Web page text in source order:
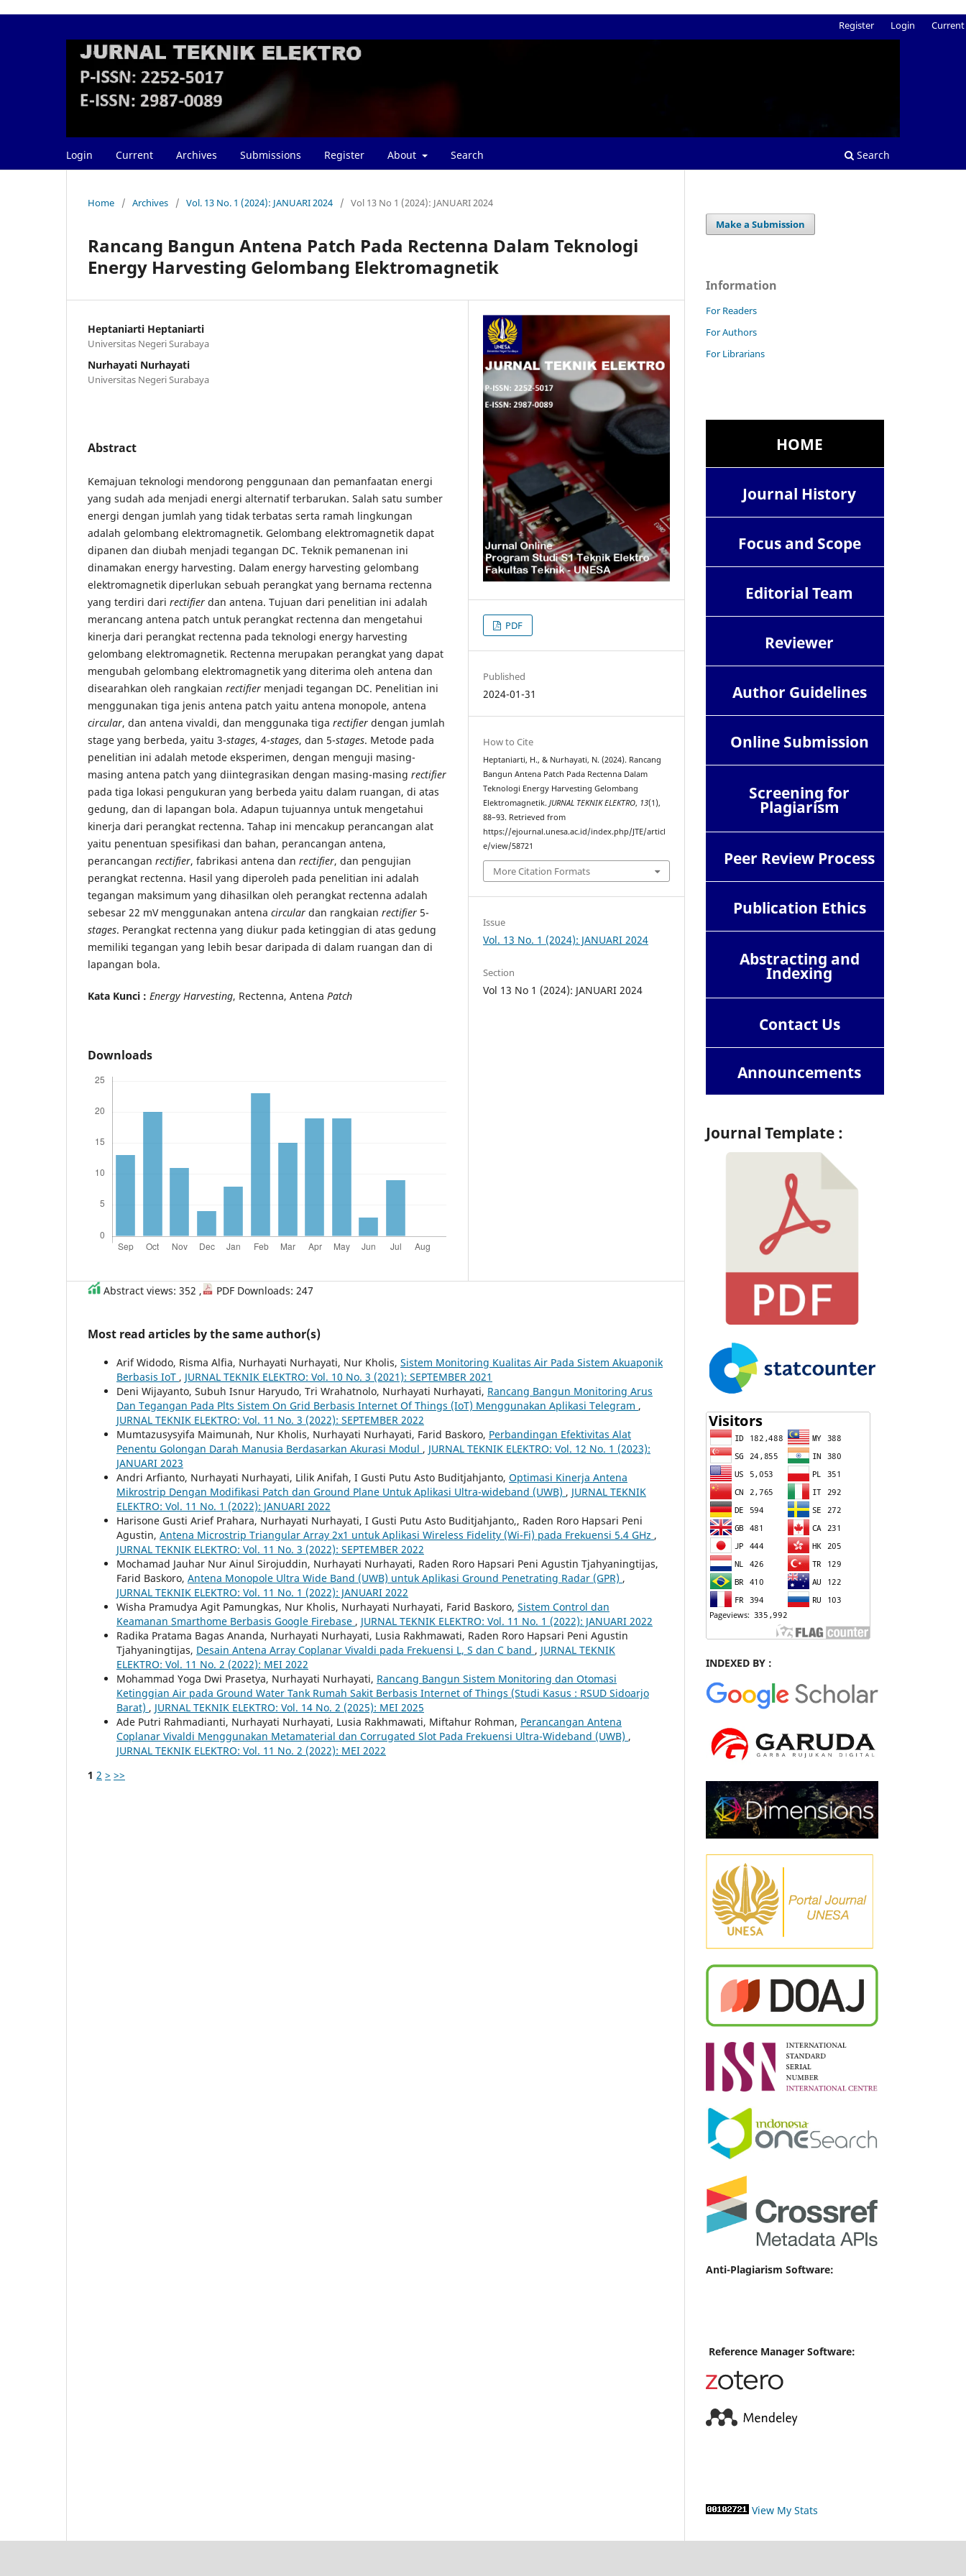
Login Current Archives Submissions Register About Search Search
Register Login Current
Home / Archives / Vol. 13 No. 1 (2024): JANUARI 2024 / Vol 13 No 1 (2024): JANUARI 2024
Rancang Bangun Antena Patch Pada Rectenna Dalam Teknologi
Energy Harvesting Gelombang Elektromagnetik
Heptaniarti Heptaniarti
Universitas Negeri Surabaya
Nurhayati Nurhayati
Universitas Negeri Surabaya
Abstract
Kemajuan teknologi mendorong penggunaan dan pemanfaatan energi
yang sudah ada menjadi energi alternatif terbarukan. Salah satu sumber
energi dengan jumlah yang tidak terbatas serta ramah lingkungan
adalah gelombang elektromagnetik. Gelombang elektromagnetik dapat
dipanen dan diubah menjadi tegangan DC. Teknik pemanenan ini
dinamakan energy harvesting. Dalam energy harvesting gelombang
elektromagnetik diperlukan sebuah perangkat yang bernama rectenna
yang terdiri dari rectifier dan antena. Tujuan dari penelitian ini adalah
merancang antena patch untuk perangkat rectenna dan mengetahui
kinerja dari perangkat rectenna pada teknologi energy harvesting
gelombang elektromagnetik. Rectenna merupakan perangkat yang dapat
mengubah gelombang elektromagnetik yang diterima oleh antena dan
disearahkan oleh rangkaian rectifier menjadi tegangan DC. Penelitian ini
menggunakan tiga jenis antena patch yaitu antena monopole, antena
circular, dan antena vivaldi, dan menggunaka tiga rectifier dengan jumlah
stage yang berbeda, yaitu 3-stages, 4-stages, dan 5-stages. Metode pada
penelitian ini adalah metode eksperimen, dengan menguji masing-
masing antena patch yang diintegrasikan dengan masing-masing rectifier
pada tiga lokasi pengukuran yang berbeda yaitu dalam ruangan, di atas
gedung, dan di lapangan bola. Adapun tujuannya untuk mengetahui
kinerja dari perangkat rectenna. Tahap ini mencakup perancangan alat
yaitu penentuan spesifikasi dan bahan, perancangan antena,
perancangan rectifier, fabrikasi antena dan rectifier, dan pengujian
perangkat rectenna. Hasil yang diperoleh pada penelitian ini adalah
tegangan maksimum yang dihasilkan oleh perangkat rectenna adalah
sebesar 22 mV menggunakan antena circular dan rangkaian rectifier 5-
stages. Perangkat rectenna yang diukur pada ketinggian di atas gedung
memiliki tegangan yang lebih besar daripada di dalam ruangan dan di
lapangan bola.
Kata Kunci : Energy Harvesting, Rectenna, Antena Patch
Downloads
PDF
Published
2024-01-31
How to Cite
Heptaniarti, H., & Nurhayati, N. (2024). Rancang
Bangun Antena Patch Pada Rectenna Dalam
Teknologi Energy Harvesting Gelombang
Elektromagnetik.JURNAL TEKNIK ELEKTRO, 13(1),
88–93. Retrieved from
https://ejournal.unesa.ac.id/index.php/JTE/articl
e/view/58721
More Citation Formats
Issue
Vol. 13 No. 1 (2024): JANUARI 2024
Section
Vol 13 No 1 (2024): JANUARI 2024
Abstract views: 352 , PDF Downloads: 247
Most read articles by the same author(s)
Arif Widodo, Risma Alfia, Nurhayati Nurhayati, Nur Kholis, Sistem Monitoring Kualitas Air Pada Sistem Akuaponik
Berbasis IoT , JURNAL TEKNIK ELEKTRO: Vol. 10 No. 3 (2021): SEPTEMBER 2021
Deni Wijayanto, Subuh Isnur Haryudo, Tri Wrahatnolo, Nurhayati Nurhayati, Rancang Bangun Monitoring Arus
Dan Tegangan Pada Plts Sistem On Grid Berbasis Internet Of Things (IoT) Menggunakan Aplikasi Telegram ,
JURNAL TEKNIK ELEKTRO: Vol. 11 No. 3 (2022): SEPTEMBER 2022
Mumtazusysyifa Maimunah, Nur Kholis, Nurhayati Nurhayati, Farid Baskoro, Perbandingan Efektivitas Alat
Penentu Golongan Darah Manusia Berdasarkan Akurasi Modul , JURNAL TEKNIK ELEKTRO: Vol. 12 No. 1 (2023):
JANUARI 2023
Andri Arfianto, Nurhayati Nurhayati, Lilik Anifah, I Gusti Putu Asto Buditjahjanto, Optimasi Kinerja Antena
Mikrostrip Dengan Modifikasi Patch dan Ground Plane Untuk Aplikasi Ultra-wideband (UWB) , JURNAL TEKNIK
ELEKTRO: Vol. 11 No. 1 (2022): JANUARI 2022
Harisone Gusti Arief Prahara, Nurhayati Nurhayati, I Gusti Putu Asto Buditjahjanto,, Raden Roro Hapsari Peni
Agustin, Antena Microstrip Triangular Array 2x1 untuk Aplikasi Wireless Fidelity (Wi-Fi) pada Frekuensi 5.4 GHz ,
JURNAL TEKNIK ELEKTRO: Vol. 11 No. 3 (2022): SEPTEMBER 2022
Mochamad Jauhar Nur Ainul Sirojuddin, Nurhayati Nurhayati, Raden Roro Hapsari Peni Agustin Tjahyaningtijas,
Farid Baskoro, Antena Monopole Ultra Wide Band (UWB) untuk Aplikasi Ground Penetrating Radar (GPR) ,
JURNAL TEKNIK ELEKTRO: Vol. 11 No. 1 (2022): JANUARI 2022
Wisha Pramudya Agit Pamungkas, Nur Kholis, Nurhayati Nurhayati, Farid Baskoro, Sistem Control dan
Keamanan Smarthome Berbasis Google Firebase , JURNAL TEKNIK ELEKTRO: Vol. 11 No. 1 (2022): JANUARI 2022
Radika Pratama Bagas Ananda, Nurhayati Nurhayati, Lusia Rakhmawati, Raden Roro Hapsari Peni Agustin
Tjahyaningtijas, Desain Antena Array Coplanar Vivaldi pada Frekuensi L, S dan C band , JURNAL TEKNIK
ELEKTRO: Vol. 11 No. 2 (2022): MEI 2022
Mohammad Yoga Dwi Prasetya, Nurhayati Nurhayati, Rancang Bangun Sistem Monitoring dan Otomasi
Ketinggian Air pada Ground Water Tank Rumah Sakit Berbasis Internet of Things (Studi Kasus : RSUD Sidoarjo
Barat) , JURNAL TEKNIK ELEKTRO: Vol. 14 No. 2 (2025): MEI 2025
Ade Putri Rahmadianti, Nurhayati Nurhayati, Lusia Rakhmawati, Miftahur Rohman, Perancangan Antena
Coplanar Vivaldi Menggunakan Metamaterial dan Corrugated Slot Pada Frekuensi Ultra-Wideband (UWB) ,
JURNAL TEKNIK ELEKTRO: Vol. 11 No. 2 (2022): MEI 2022
1 2 > >>
Make a Submission
Information
For Readers
For Authors
For Librarians
HOME
Journal History
Focus and Scope
Editorial Team
Reviewer
Author Guidelines
Online Submission
Screening for
Plagiarism
Peer Review Process
Publication Ethics
Abstracting and
Indexing
ContactUs
Announcements
Journal Template :
INDEXED BY :
Anti-Plagiarism Software:
Reference Manager Software:
View My Stats